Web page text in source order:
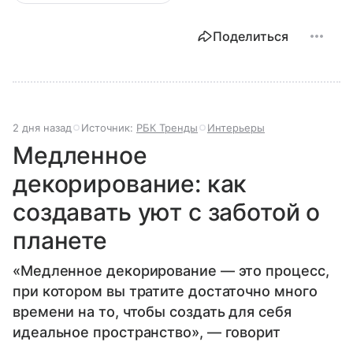
Поделиться
2 дня назад Источник: РБК Тренды Интерьеры
Медленное
декорирование: как
создавать уют с заботой о
планете
«Медленное декорирование — это процесс,
при котором вы тратите достаточно много
времени на то, чтобы создать для себя
идеальное пространство», — говорит